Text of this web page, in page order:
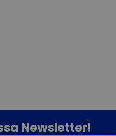
Newsletter!